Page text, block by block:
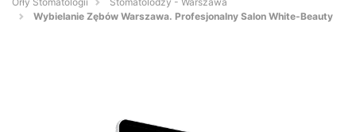
Wybielanie Zębów Warszawa. Profesjonalny Salon White-Beauty